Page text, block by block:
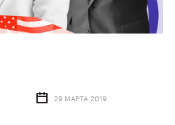
29 МАРТА 2019